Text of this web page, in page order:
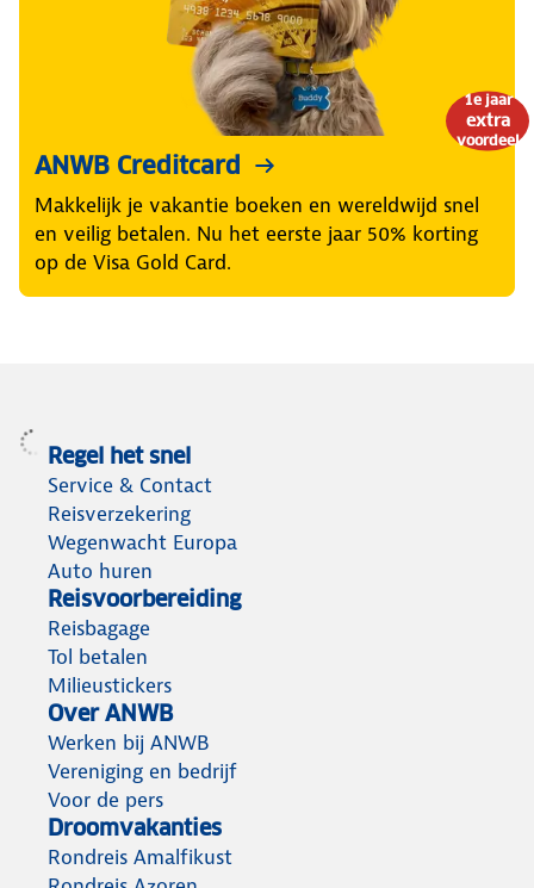
1e jaar
extra
voordeel
ANWB Creditcard
Makkelijk je vakantie boeken en wereldwijd snel
en veilig betalen. Nu het eerste jaar 50% korting
op de Visa Gold Card.
Regel het snel
Service & Contact
Reisverzekering
Wegenwacht Europa
Auto huren
Reisvoorbereiding
Reisbagage
Tol betalen
Milieustickers
Over ANWB
Werken bij ANWB
Vereniging en bedrijf
Voor de pers
Droomvakanties
Rondreis Amalfikust